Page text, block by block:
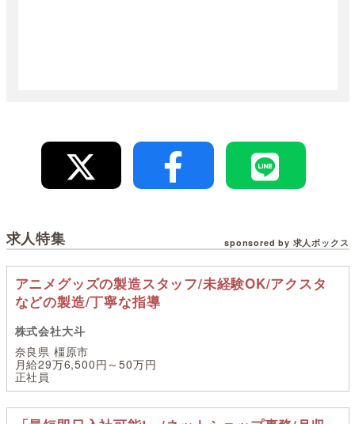
求人特集 sponsored by 求人ボックス
アニメグッズの製造スタッフ/未経験OK/アクスタ
などの製造/丁寧な指導
株式会社大斗
奈良県 橿原市
月給29万6,500円～50万円
正社員